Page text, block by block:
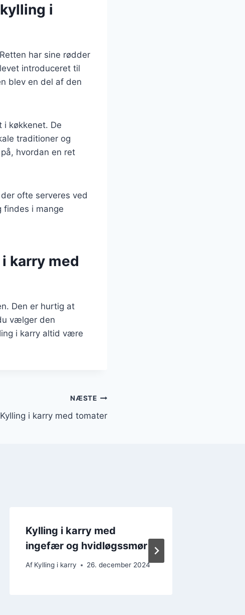
i
har sine rødder
introduceret til
blev en del af den
i køkkenet. De
traditioner og
hvordan en ret
ofte serveres ved
findes i mange
karry med
Den er hurtig at
vælger den
i karry altid være
NÆSTE
Kylling i karry med tomater
Kylling i karry med
ingefær og hvidløgssmør
Af Kylling i karry 26. december 2024